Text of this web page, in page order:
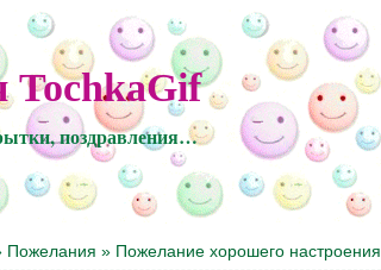
TochkaGif
поздравления…
Пожелания » Пожелание хорошего настроения